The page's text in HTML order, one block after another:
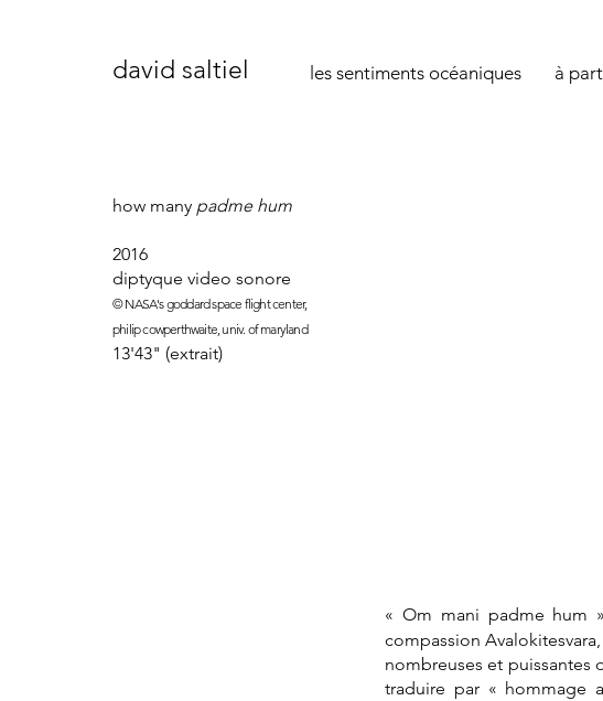
david saltiel les sentiments océaniques à
how many padme hum
2016
diptyque video sonore
© NASA's goddard space flight center,
philip cowperthwaite, univ. of maryland
13'43" (extrait)
« Om mani padme hum
compassion
nombreuses et
traduire par « hommage